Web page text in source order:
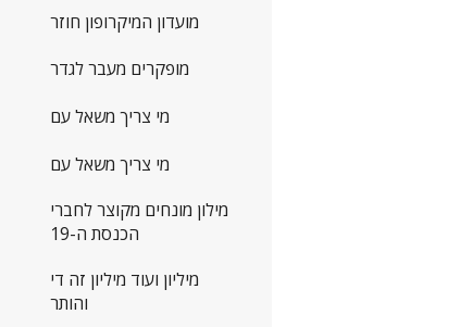
מועדון המיקרופון חוזר
מופקרים מעבר לגדר
מי צריך משאל עם
מי צריך משאל עם
מילון מונחים מקוצר לחברי
הכנסת ה-19
מיליון ועוד מיליון זה די
והותר